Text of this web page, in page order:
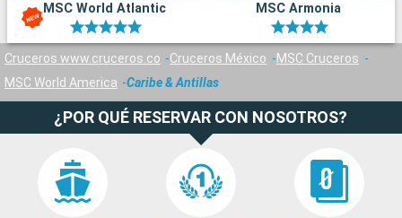
MSC World Atlantic MSC Armonia
Cruceros www.cruceros.co Cruceros México
MSC Cruceros
MSC World America
Caribe & Antillas
¿POR QUÉ RESERVAR CON NOSOTROS?